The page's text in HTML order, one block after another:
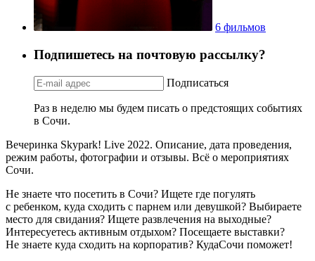
6 фильмов
Подпишетесь на почтовую рассылку?
Подписаться
Раз в неделю мы будем писать о предстоящих событиях
в Сочи.
Вечеринка Skypark! Live 2022. Описание, дата проведения,
режим работы, фотографии и отзывы. Всё о мероприятиях
Сочи.
Не знаете что посетить в Сочи? Ищете где погулять
с ребенком, куда сходить с парнем или девушкой? Выбираете
место для свидания? Ищете развлечения на выходные?
Интересуетесь активным отдыхом? Посещаете выставки?
Не знаете куда сходить на корпоратив? КудаСочи поможет!